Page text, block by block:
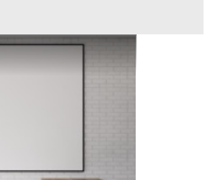
a Padova